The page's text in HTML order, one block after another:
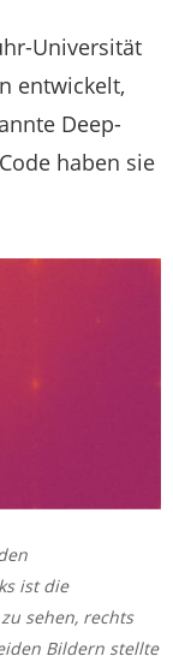
Universität
entwickelt,
Deep-
haben sie
ist die
sehen, rechts
Bildern stellte